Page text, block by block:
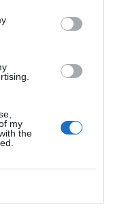
my
the
a princípios éticos
e muito pouco em
caberia na cabeça de